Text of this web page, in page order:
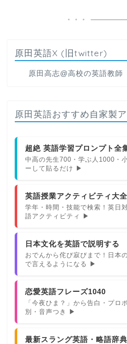
原田英語X (旧twitter)
原田高志@高校の英語教
原田英語おすすめ自家製
超絶 英語学習プロンプト全
中高の先生700・学ぶ人1000・
ーして貼るだけ ▶
英語授業アクティビティ大
学年・時間・技能で検索！英日
語アクティビティ ▶
日本文化を英語で説明する
おでんから侘び寂びまで！日本
で言えるようになる ▶
恋愛英語フレーズ1040
「今夜ひま？」から告白・プロ
別・音声つき ▶
最新スラング英語・略語辞典